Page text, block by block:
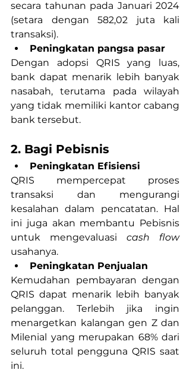
secara tahunan pada Januari 2024
(setara dengan 582,02 juta kali
transaksi).
Peningkatan pangsa pasar
Dengan adopsi QRIS yang luas,
bank dapat menarik lebih banyak
nasabah, terutama pada wilayah
yang tidak memiliki kantor cabang
bank tersebut.
2. Bagi Pebisnis
Peningkatan Efisiensi
QRIS mempercepat proses
transaksi dan mengurangi
kesalahan dalam pencatatan. Hal
ini juga akan membantu Pebisnis
untuk mengevaluasi
cash flow
usahanya.
Peningkatan Penjualan
Kemudahan pembayaran dengan
QRIS dapat menarik lebih banyak
pelanggan. Terlebih jika ingin
menargetkan kalangan gen Z dan
Milenial yang merupakan 68% dari
seluruh total pengguna QRIS saat
ini.